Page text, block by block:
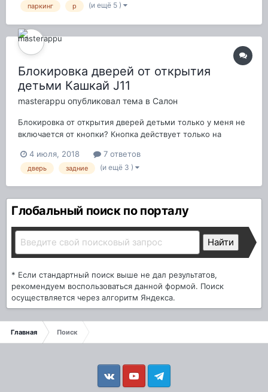
паркинг p (и ещё 5 )
Блокировка дверей от открытия
детьми Кашкай J11
masterappu опубликовал тема в Салон
Блокировка от открытия дверей детьми только у меня не
включается от кнопки? Кнопка действует только на
по- любому. Я что- то не так делаю?
4 июля, 2018 7 ответов
дверь задние (и ещё 3 )
Глобальный поиск по порталу
* Если стандартный поиск выше не дал результатов,
рекомендуем воспользоваться данной формой. Поиск
осуществляется через алгоритм Яндекса.
Главная Поиск
VkontakteYouTube Telegram